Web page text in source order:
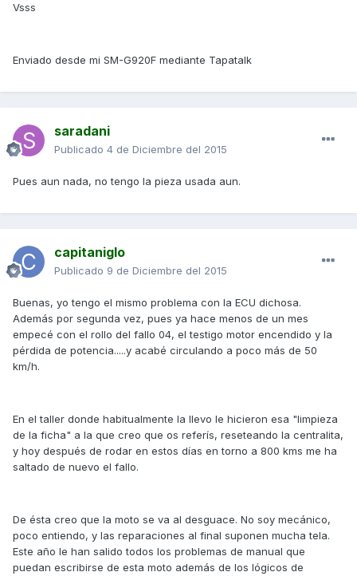
Vsss
Enviado desde mi SM-G920F mediante Tapatalk
saradani
Publicado 4 de Diciembre del 2015
Pues aun nada, no tengo la pieza usada aun.
capitaniglo
Publicado 9 de Diciembre del 2015
Buenas, yo tengo el mismo problema con la ECU dichosa.
Además por segunda vez, pues ya hace menos de un mes
empecé con el rollo del fallo 04, el testigo motor encendido y la
pérdida de potencia.....y acabé circulando a poco más de 50
km/h.
En el taller donde habitualmente la llevo le hicieron esa "limpieza
de la ficha" a la que creo que os referís, reseteando la centralita,
y hoy después de rodar en estos días en torno a 800 kms me ha
saltado de nuevo el fallo.
De ésta creo que la moto se va al desguace. No soy mecánico,
poco entiendo, y las reparaciones al final suponen mucha tela.
Este año le han salido todos los problemas de manual que
puedan escribirse de esta moto además de los lógicos de